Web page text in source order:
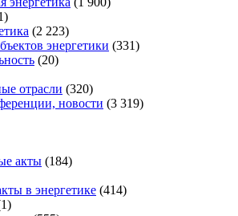
(2 223)
энергетики (331)
(20)
отрасли (320)
новости (3 319)
акты (184)
в энергетике (414)